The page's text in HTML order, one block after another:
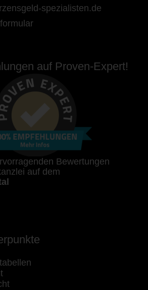
spezialisten.de
auf Proven-Expert!
Bewertungen
auf dem